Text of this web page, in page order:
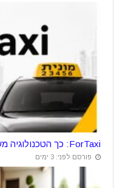
ForTaxi: כך הטכנולוגיה משנה את הדרך שבה מזמינים מונית
פורסם לפני: 3 ימים